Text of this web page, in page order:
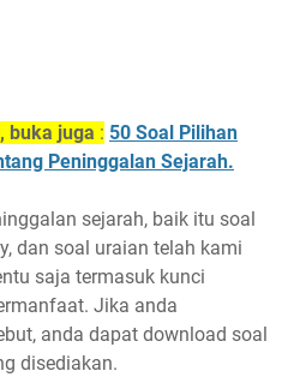
buka juga : 50 Soal Pilihan
Peninggalan Sejarah.
sejarah, baik itu soal
dan soal uraian telah kami
saja termasuk kunci
Jika anda
anda dapat download soal
disediakan.